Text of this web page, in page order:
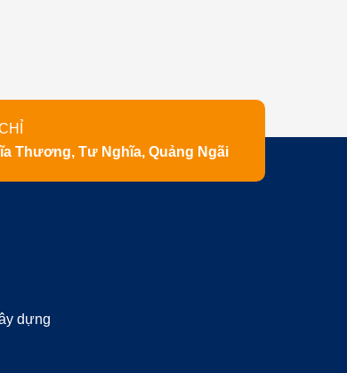
Thương, Tư Nghĩa, Quảng Ngãi
dựng